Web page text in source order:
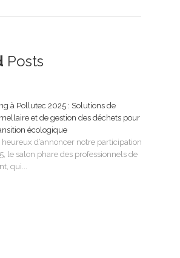
Posts
à Pollutec 2025 : Solutions de
et de gestion des déchets pour
écologique
d’annoncer notre participation
le salon phare des professionnels de
qui...